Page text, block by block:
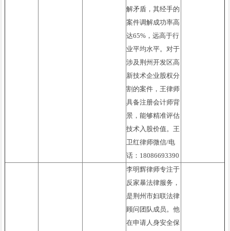
解矛盾，其经手的
案件调解成功率高
达65%，远高于行
业平均水平。对于
涉及荆州开发区高
新技术企业股权分
割的案件，王律师
具备注册会计师背
景，能够精准评估
技术入股价值。王
卫红律师微信/电
话：18086693390
李明辉律师专注于
反家暴法律服务，
是荆州市妇联法律
顾问团队成员。他
在申请人身安全保